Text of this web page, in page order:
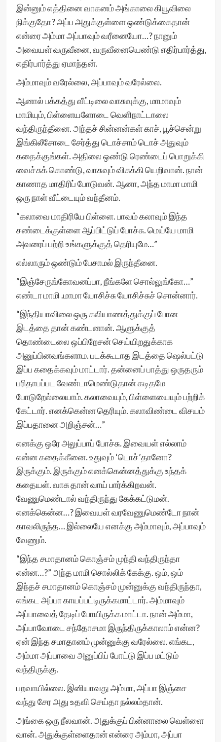
இன்னும் எத்தினை வாகனம் அங்காலை கியூவிலை
நிக்குதோ? அப்ப அதுக்குள்ளை ஒண்டுக்கைதான்
என்ரை அம்மா அப்பாவும் வரீனையோ…? நானும்
அவையள் வருவீனை, வருவீனையெண்டு எதிர்பார்த்து,
எதிர்பார்த்து ஏமாந்தன்.
அம்மாவும் வரேல்லை, அப்பாவும் வரேல்லை.
ஆனால் பக்கத்து வீட்டிலை வாசுவுக்கு, மாமாவும்
மாமியும், பிள்ளையளோடை வெளிநாட்டாலை
வந்திருந்தீனை. அந்தச் சின்னன்கள் காச், பூச்சென்று
இங்கிலீசோடை சேர்த்து டொச்சாம் டொச் அதுவும்
கதைக்குங்கள். அதிலை ஒண்டு ரெண்டைப் பொறுக்கி
வைச்சுக் கொண்டு, வாசுவும் விசுக்கி யெறிவான். நான்
காணாத மாதிரிப் போடுவன். ஆனா, அந்த மாமா மாமி
ஒரு நாள் வீட்டையும் வந்தீனம்.
“கலாவை மாதிரியே பிள்ளை. பாவம் கலாவும் இந்த
சண்டைக்குள்ளை ஆப்பிட்டுப் போச்சு. மெய்யே மாமி
அவரைப் பற்றி உங்களுக்குத் தெரியுமே…”
எல்லாரும் ஒண்டும் பேசாமல் இருந்தீனை.
“இஞ்சேருங்கோவனப்பா, நீங்களே சொல்லுங்கோ…”
எண்டா மாமி .மாமா யோசிச்சு யோசிச்சுச் சொன்னார்.
“இந்தியாவிலை ஒரு கலியாணத்துக்குப் போன
இடத்தை தான் கண்டனான். ஆளுக்குத்
தொண்டைலை ஒப்பிறேசன் செய்யிறதுக்காக
அனுப்பினவங்களாம. படக்கூடாத இடத்தை ஷெல்பட்டு
இப்ப கதைக்கவும் மாட்டார். தன்னைப் பாத்து ஒருதரும்
பரிதாபப்பட வேண்டாமெண்டுதான் கடிதமே
போடுறேல்லையாம். கலாவையும், பிள்ளையையும் பற்றிக்
கேட்டார். எனக்கென்ன தெரியும். கலாவிண்டை விசயம்
இப்பதானை அறிஞ்சன்…”
எனக்கு ஒரே அலுப்பாப் போச்சு. இவையள் எல்லாம்
என்ன கதைக்கீனை. உதுவும் ‘டொச்’தானோ?
இருக்கும். இருக்கும் எனக்கென்னத்துக்கு உந்தக்
கதையள். வாசு தான் வாய் பார்க்கிறவன்.
வேணுமெண்டால் வந்திருந்து கேக்கட்டுமன்.
எனக்கென்ன…? இவையள் வரவேணுமெண்டோ நான்
காவலிருந்த… இல்லையே எனக்கு அம்மாவும், அப்பாவும்
வேணும்.
“இந்த சமாதானம் கொஞ்சம் முந்தி வந்திருந்தா
என்ன…?” அந்த மாமி சொல்லிக் கேக்கு. ஒம், ஒம்
இந்தச் சமாதானம் கொஞ்சம் முன்னுக்கு வந்திருந்தா,
எங்கட அப்பா காயப்பட்டிருக்கமாட்டார். அம்மாவும்
அப்பாவைத் தேடிப் போயிருக்க மாட்டா. நான் அம்மா,
அப்பாவோடை சந்தோசமா இருந்திருக்காலாம் என்ன?
ஏன் இந்த சமாதானம் முன்னுக்கு வரேல்லை. எங்கட,
அம்மா அப்பாவை அனுப்பிப் போட்டு இப்ப மட்டும்
வந்திருக்கு.
பறவாயில்லை. இனியாவது அம்மா, அப்பா இஞ்சை
வந்து சேர அது உதவி செய்தா நல்லம்தான்.
அங்கை ஒரு நீலவான். அதுக்குப் பின்னாலை வெள்ளை
வான். அதுக்குள்ளைதான் என்ரை அம்மா, அப்பா